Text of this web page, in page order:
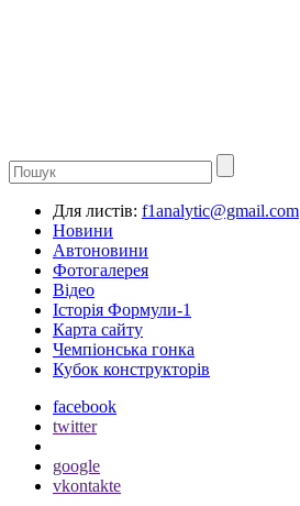
Для листів: f1analytic@gmail.com
Новини
Автоновини
Фотогалерея
Відео
Історія Формули-1
Карта сайту
Чемпіонська гонка
Кубок конструкторів
facebook
twitter
google
vkontakte